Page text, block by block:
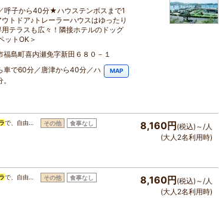
子から40分★ハウステンボスまで1
トドア♪トレーラーハウスはゆったり
テラスも広々！隣接ホテルのドッグ
ットOK＞
福島町喜内瀬免字新田６８０－１
車で60分／唐津から40分／ハ
MAP
で、自由… その他 食事なし 8,160円 (税込)～/人
(大人2名利用時)
で、自由… その他 食事なし 8,160円 (税込)～/人
(大人2名利用時)